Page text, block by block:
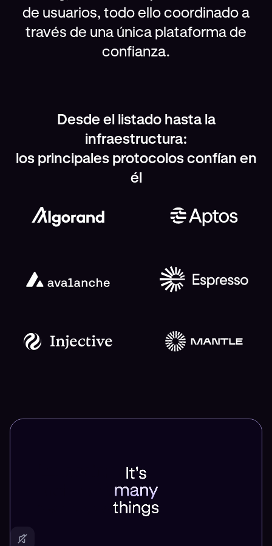
de usuarios, todo ello coordinado a
través de una única plataforma de
confianza.
Desde el listado hasta la
infraestructura:
los principales protocolos confían en
él